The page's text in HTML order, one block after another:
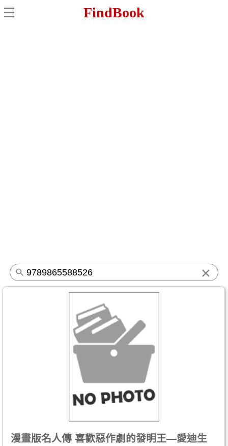
FindBook
×
漫畫版名人傳 喜歡惡作劇的發明王—愛迪生